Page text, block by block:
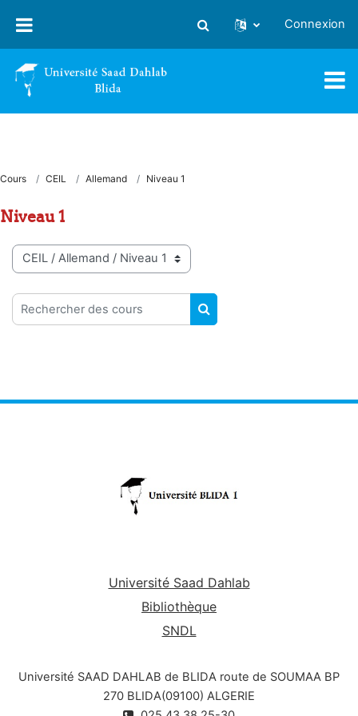
Activer/désactiver la saisie
Connexion
Cours CEIL Allemand Niveau 1
Niveau 1
Catégories de cours
Rechercher des cours
RECHERCHER DES
Université Saad Dahlab
Bibliothèque
SNDL
Université SAAD DAHLAB de BLIDA route de SOUMAA BP
270 BLIDA(09100) ALGERIE